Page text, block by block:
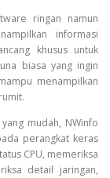
ringan namun
informasi
khusus untuk
biasa yang ingin
menampilkan
mudah, NWinfo
perangkat keras
CPU, memeriksa
detail jaringan,